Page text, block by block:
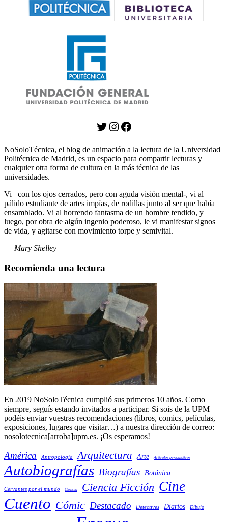
Twitter
Instagram
Facebook
NoSoloTécnica, el blog de animación a la lectura de la Universidad
Politécnica de Madrid, es un espacio para compartir lecturas y
cualquier otra forma de cultura en la más técnica de las
universidades.
Vi –con los ojos cerrados, pero con aguda visión mental-, vi al
pálido estudiante de artes impías, de rodillas junto al ser que había
ensamblado. Vi al horrendo fantasma de un hombre tendido, y
luego, por obra de algún ingenio poderoso, le vi manifestar signos
de vida, y agitarse con movimiento torpe y semivital.
— Mary Shelley
Recomienda una lectura
En 2019 NoSoloTécnica cumplió sus primeros 10 años. Como
siempre, seguís estando invitados a participar. Si sois de la UPM
podéis enviar vuestras recomendaciones (libros, comics, películas,
exposiciones, lugares que visitar…) a nuestra dirección de correo:
nosolotecnica[arroba]upm.es. ¡Os esperamos!
América Antropología Arquitectura Arte Artículos periodísticos
Autobiografías Biografías Botánica
Cervantes por el mundo Ciencia Ciencia Ficción Cine
Cuento Cómic Destacado Detectives Diarios Dibujo